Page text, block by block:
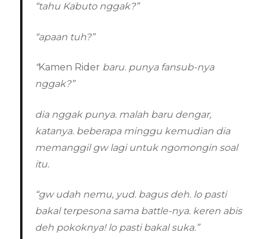
“tahu Kabuto nggak?”
“apaan tuh?”
“Kamen Rider baru. punya fansub-nya
nggak?”
dia nggak punya. malah baru dengar,
katanya. beberapa minggu kemudian dia
memanggil gw lagi untuk ngomongin soal
itu.
“gw udah nemu, yud. bagus deh. lo pasti
bakal terpesona sama battle-nya. keren abis
deh pokoknya!lo pasti bakal suka.”